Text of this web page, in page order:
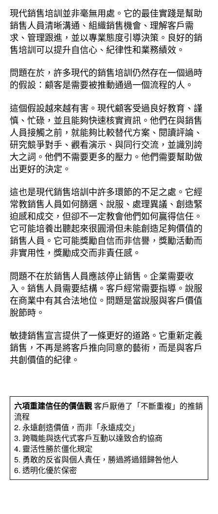
現代銷售培訓並非毫無用處。它的最佳實踐是幫助
銷售人員清晰溝通、組織銷售機會、理解客戶需
求、管理跟進，並以專業態度引導決策。良好的銷
售培訓可以提升自信心、紀律性和業務績效。
問題在於，許多現代的銷售培訓仍然存在一個過時
的假設：顧客是需要被推動通過一個流程的人。
這個假設越來越有害。現代顧客受過良好教育、謹
慎、忙碌，並且能夠快速核實資訊。他們在與銷售
人員接觸之前，就能夠比較替代方案、閱讀評論、
研究競爭對手、觀看演示、與同行交流，並識別誇
大之詞。他們不需要更多的壓力。他們需要幫助做
出更好的決定。
這也是現代銷售培訓中許多環節的不足之處。它經
常教銷售人員如何篩選、說服、處理異議、創造緊
迫感和成交，但卻不一定教會他們如何贏得信任。
它可能培養出聽起來很圓滑但未能創造足夠價值的
銷售人員。它可能獎勵自信而非信譽，獎勵活動而
非實用性，獎勵成交而非責任感。
問題不在於銷售人員應該停止銷售。企業需要收
入。銷售人員需要結構。客戶經常需要指導。說服
在商業中有其合法地位。問題是當說服與客戶價值
脫節時。
敏捷銷售宣言提供了一條更好的道路。它重新定義
銷售，不再是將客戶推向同意的藝術，而是與客戶
共創價值的紀律。
六項重建信任的價值觀客戶厭倦了「不斷重複」的推銷
流程
2. 永遠創造價值，而非「永遠成交」
3. 跨職能與迭代式客戶互動以達致合約協商
4. 靈活性勝於僵化規定
5. 勇敢的反省與個人責任，勝過將過錯歸咎他人
6. 透明化優於保密